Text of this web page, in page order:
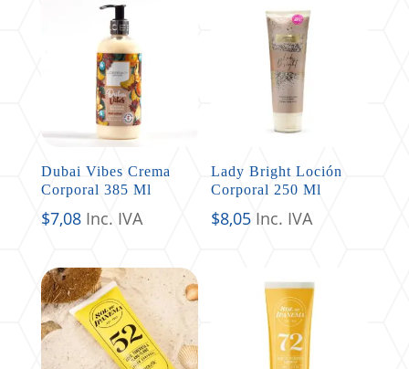
Dubai Vibes Crema
Corporal 385 Ml
$7,08 Inc. IVA
Lady Bright Loción
Corporal 250 Ml
$8,05 Inc. IVA